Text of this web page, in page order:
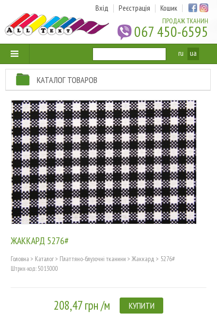
ПРОДАЖ ТКАНИН
067 450-6595
Вхід Реєстрація Кошик
ru ua
КАТАЛОГ ТОВАРОВ
ЖАККАРД 5276#
Головна > Каталог> Платтяно-блузочні тканини > Жаккард > 5276#
Штрих-код: 5013000
208,47 грн /м КУПИТИ